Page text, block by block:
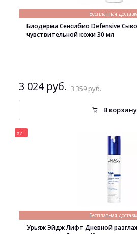
Бесплатная
Биодерма Сенсибио Defensive
чувствительной кожи 30 мл
3 024 руб. 3 359 руб.
В корзину
хит
Бесплатная
Урьяж Эйдж Лифт Дневной